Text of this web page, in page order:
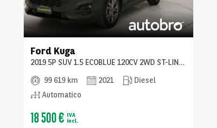
Ford Kuga
2019 5P SUV 1.5 ECOBLUE 120CV 2WD ST-LINE X AUTO
99 619 km
2021
Diesel
Automatico
18 500 € IVA
incl.